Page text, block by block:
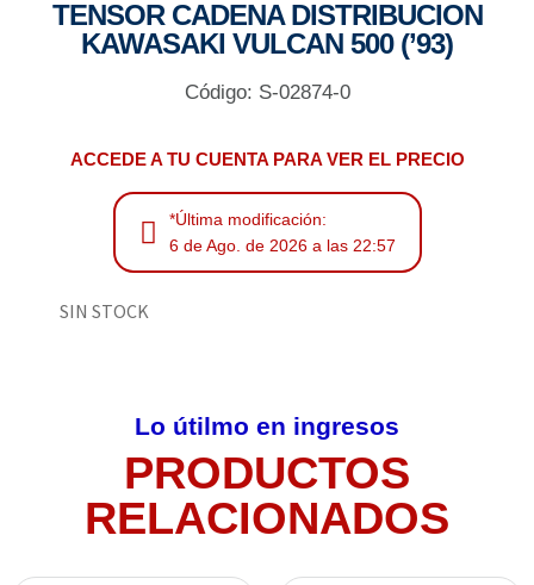
TENSOR CADENA DISTRIBUCION
KAWASAKI VULCAN 500 (’93)
Código: S-02874-0
ACCEDE A TU CUENTA PARA VER EL PRECIO
*Última modificación:
6 de Ago. de 2026 a las 22:57
SIN STOCK
Lo útilmo en ingresos
PRODUCTOS
RELACIONADOS